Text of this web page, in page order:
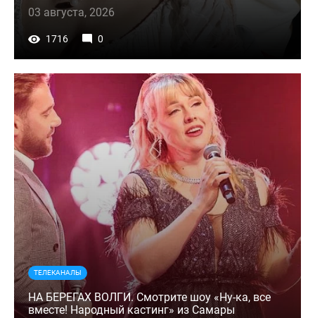
03 августа, 2026
1716 0
ТЕЛЕКАНАЛЫ
НА БЕРЕГАХ ВОЛГИ. Смотрите шоу «Ну-ка, все
вместе! Народный кастинг» из Самары